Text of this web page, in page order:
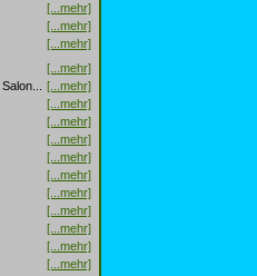
[...mehr]
[...mehr]
[...mehr]
[...mehr]
[...mehr]
[...mehr]
[...mehr]
[...mehr]
[...mehr]
[...mehr]
[...mehr]
[...mehr]
[...mehr]
[...mehr]
[...mehr]